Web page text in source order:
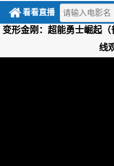
看看直播
变形金刚：超能勇士崛起
线